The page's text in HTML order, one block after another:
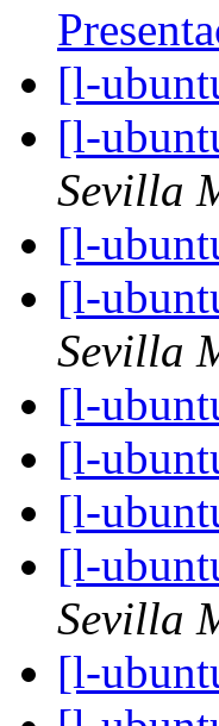
[l-
[l-
Sevilla
[l-
[l-
Sevilla
[l-
[l-
[l-
[l-
Sevilla
[l-